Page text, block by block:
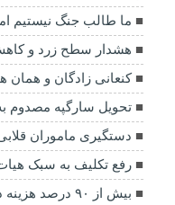
ما طالب جنگ نیستیم
هشدار سطح زرد و
کنعانی زادگان و
تحویل سارگپه مصدوم
دستگیری ماموران
رفع تکلیف به سبک
بیش از ۹۰ درصد هزینه درمان زوجین نابارور پرداخت می‌شود